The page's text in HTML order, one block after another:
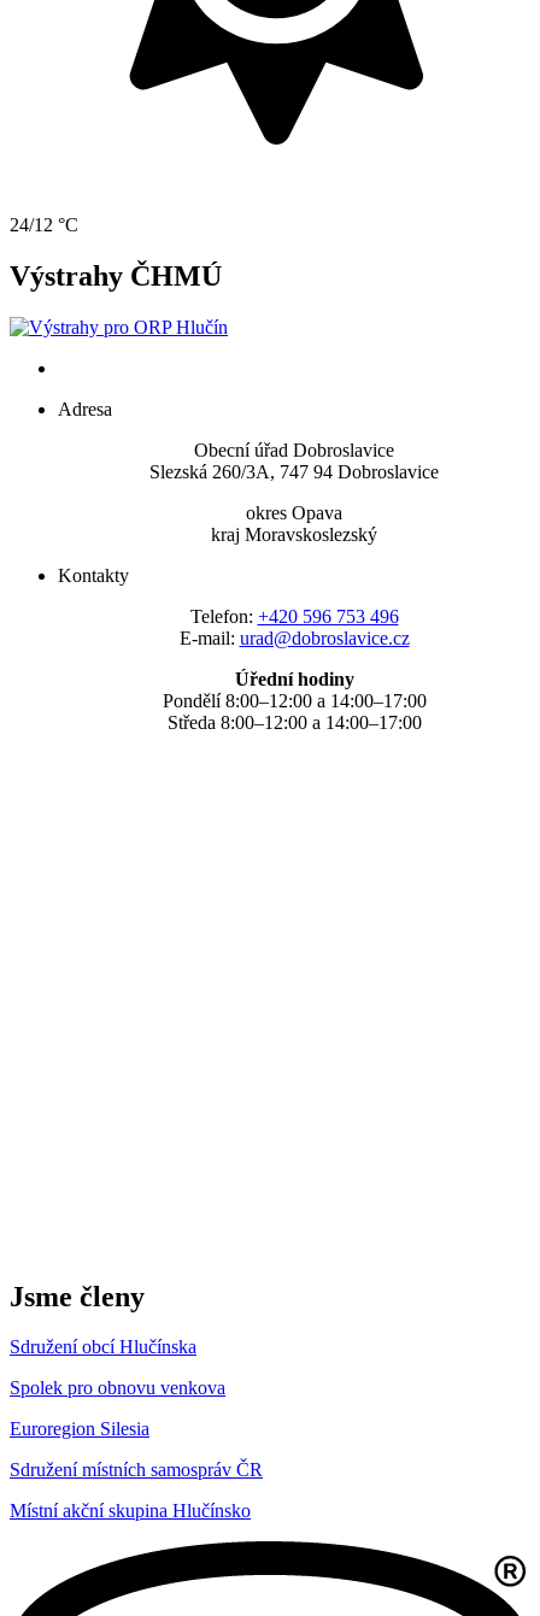
24/12 °C
Výstrahy ČHMÚ
Adresa
Obecní úřad Dobroslavice
Slezská 260/3A, 747 94 Dobroslavice
okres Opava
kraj Moravskoslezský
Kontakty
Telefon: +420 596 753 496
E-mail: urad@dobroslavice.cz
Úřední hodiny
Pondělí 8:00–12:00 a 14:00–17:00
Středa 8:00–12:00 a 14:00–17:00
Jsme členy
Sdružení obcí Hlučínska
Spolek pro obnovu venkova
Euroregion Silesia
Sdružení místních samospráv ČR
Místní akční skupina Hlučínsko